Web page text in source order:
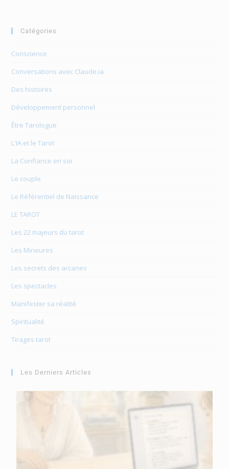
Catégories
Conscience
Conversations avec Claude.ia
Des histoires
Développement personnel
Être Tarologue
L'IA et le Tarot
La Confiance en soi
Le couple
Le Référentiel de Naissance
LE TAROT
Les 22 majeurs du tarot
Les Mineures
Les secrets des arcanes
Les spectacles
Manifester sa réalité
Spiritualité
Tirages tarot
Les Derniers Articles